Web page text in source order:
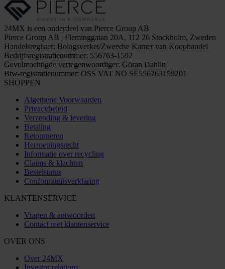
24MX is een onderdeel van Pierce Group AB
Pierce Group AB | Fleminggatan 20A, 112 26 Stockholm, Zweden
Handelsregister: Bolagsverket/Zweedse Kamer van Koophandel
Bedrijfsregistratienummer: 556763-1592
Gevolmachtigde vertegenwoordiger: Göran Dahlin
Btw-registratienummer: OSS VAT NO SE556763159201
SHOPPEN
Algemene Voorwaarden
Privacybeleid
Verzending & levering
Betaling
Retourneren
Herroepingsrecht
Informatie over recycling
Claims & klachten
Bestelstatus
Conformiteitsverklaring
KLANTENSERVICE
Vragen & antwoorden
Contact met klantenservice
OVER ONS
Over 24MX